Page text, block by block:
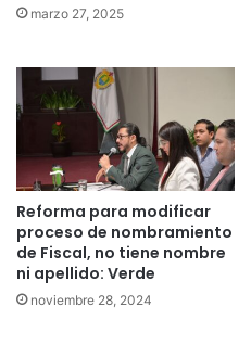
marzo 27, 2025
Reforma para modificar
proceso de nombramiento
de Fiscal, no tiene nombre
ni apellido: Verde
noviembre 28, 2024